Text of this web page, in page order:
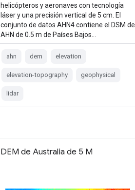
helicópteros y aeronaves con tecnología
láser y una precisión vertical de 5 cm. El
conjunto de datos AHN4 contiene el DSM de
AHN de 0.5 m de Países Bajos…
ahn dem elevation
elevation-topography geophysical
lidar
DEM de Australia de 5 M